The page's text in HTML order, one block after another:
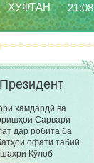
ХУФТАН
21:08
Сарвари
дар робита ба
офати табиӣ
Кӯлоб